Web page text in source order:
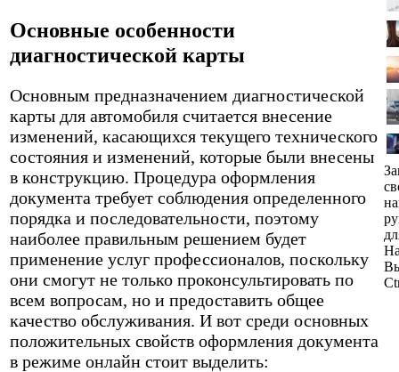
Основные особенности
диагностической карты
Основным предназначением диагностической
карты для автомобиля считается внесение
изменений, касающихся текущего технического
состояния и изменений, которые были внесены
в конструкцию. Процедура оформления
документа требует соблюдения определенного
порядка и последовательности, поэтому
наиболее правильным решением будет
применение услуг профессионалов, поскольку
они смогут не только проконсультировать по
всем вопросам, но и предоставить общее
качество обслуживания. И вот среди основных
положительных свойств оформления документа
в режиме онлайн стоит выделить: